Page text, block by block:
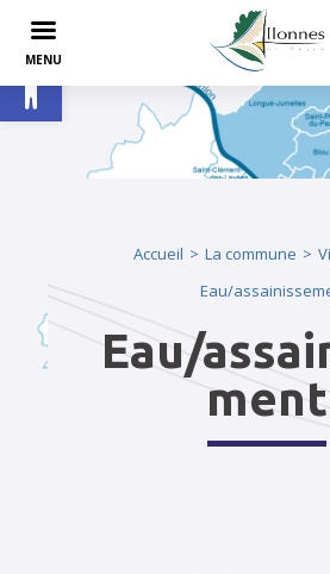
Ouvrir la barre
Accueil La commune
Eau/
Eau/
ment